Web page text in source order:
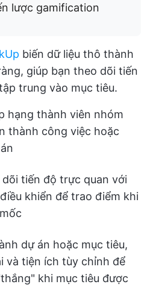
lược gamification
biến dữ liệu thô thành
giúp bạn theo dõi tiến
trung vào mục tiêu.
hạng thành viên nhóm
thành công việc hoặc
tiến độ trực quan với
khiển để trao điểm khi
dự án hoặc mục tiêu,
và tiện ích tùy chỉnh để
khi mục tiêu được